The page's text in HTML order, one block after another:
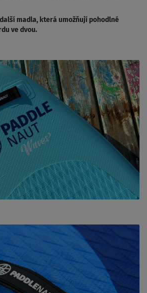
madla, která umožňují pohodlné
ve dvou.